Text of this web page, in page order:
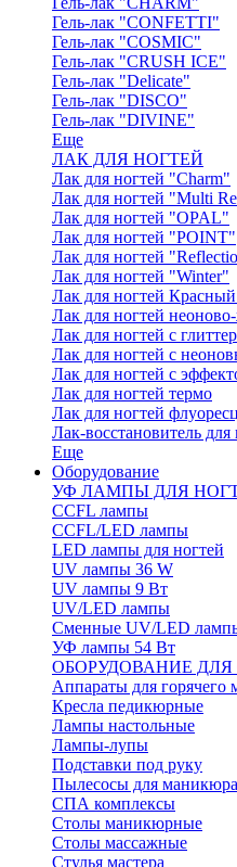
Гель-лак "CONFETTI"
Гель-лак "COSMIC"
Гель-лак "CRUSH ICE"
Гель-лак "Delicate"
Гель-лак "DISCO"
Гель-лак "DIVINE"
Еще
ЛАК ДЛЯ НОГТЕЙ
Лак для ногтей "Charm"
Лак для ногтей "Multi
Лак для ногтей "OPAL"
Лак для ногтей "POINT"
Лак для ногтей
Лак для ногтей "Winter"
Лак для ногтей
Лак для ногтей
Лак для ногтей с
Лак для ногтей с
Лак для ногтей с
Лак для ногтей термо
Лак для ногтей
Лак-восстановитель
Еще
Оборудование
УФ ЛАМПЫ ДЛЯ
CCFL лампы
CCFL/LED лампы
LED лампы для ногтей
UV лампы 36 W
UV лампы 9 Вт
UV/LED лампы
Сменные UV/LED
УФ лампы 54 Вт
ОБОРУДОВАНИЕ
Аппараты для горячего
Кресла педикюрные
Лампы настольные
Лампы-лупы
Подставки под руку
Пылесосы для маникюра
СПА комплексы
Столы маникюрные
Столы массажные
Стулья мастера